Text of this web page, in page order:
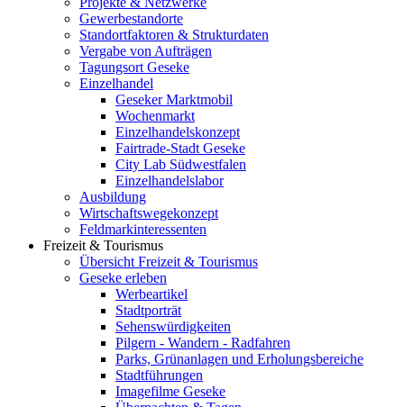
Gewerbestandorte
Standortfaktoren & Strukturdaten
Vergabe von Aufträgen
Tagungsort Geseke
Einzelhandel
Geseker Marktmobil
Wochenmarkt
Einzelhandelskonzept
Fairtrade-Stadt Geseke
City Lab Südwestfalen
Einzelhandelslabor
Ausbildung
Wirtschaftswegekonzept
Feldmarkinteressenten
Freizeit & Tourismus
Übersicht Freizeit & Tourismus
Geseke erleben
Werbeartikel
Stadtporträt
Sehenswürdigkeiten
Pilgern - Wandern - Radfahren
Parks, Grünanlagen und Erholungsbereiche
Stadtführungen
Imagefilme Geseke